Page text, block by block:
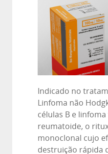
Indicado no
Linfoma não
células B e
reumatoide, o
monoclonal cujo
destruição rápida